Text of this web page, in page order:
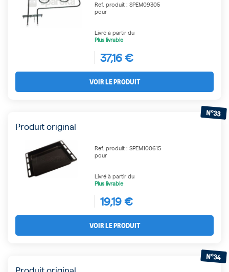
Ref. produit : SPEM09305
pour
Livré à partir du
Plus livrable
37,16 €
VOIR LE PRODUIT
Produit original
N°33
Ref. produit : SPEM100615
pour
Livré à partir du
Plus livrable
19,19 €
VOIR LE PRODUIT
N°34